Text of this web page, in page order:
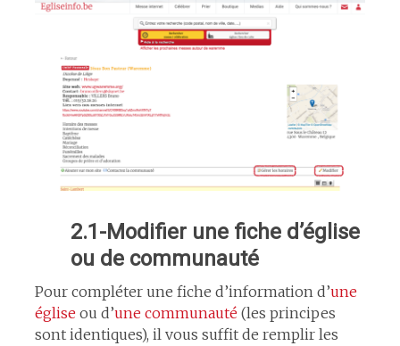
2.1-Modifier une fiche d’église
ou de communauté
Pour compléter une fiche d’information d’une
église ou d’une communauté (les principes
sont identiques), il vous suffit de remplir les